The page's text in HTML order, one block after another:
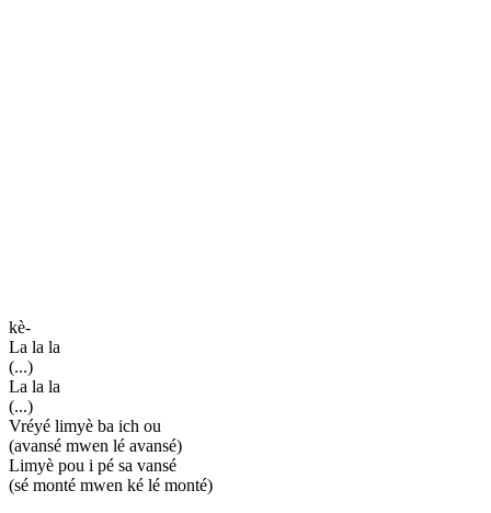
kè-
La la la
(...)
La la la
(...)
Vréyé limyè ba ich ou
(avansé mwen lé avansé)
Limyè pou i pé sa vansé
(sé monté mwen ké lé monté)